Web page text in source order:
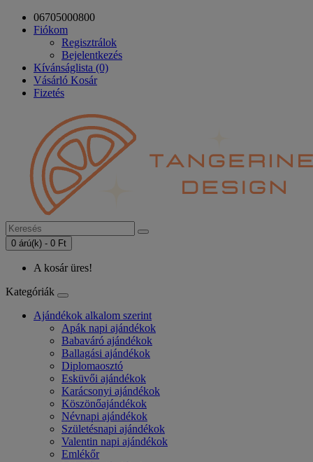
06705000800
Fiókom
Regisztrálok
Bejelentkezés
Kívánságlista (0)
Vásárló Kosár
Fizetés
0 árú(k) - 0 Ft
A kosár üres!
Kategóriák
Ajándékok alkalom szerint
Apák napi ajándékok
Babaváró ajándékok
Ballagási ajándékok
Diplomaosztó
Esküvői ajándékok
Karácsonyi ajándékok
Köszönőajándékok
Névnapi ajándékok
Születésnapi ajándékok
Valentin napi ajándékok
Emlékőr